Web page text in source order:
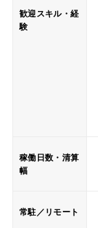
歓迎スキル・経
験
稼働日数・清算
幅
常駐／リモート